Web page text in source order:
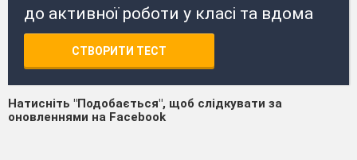
до активної роботи у класі та вдома
СТВОРИТИ ТЕСТ
Натисніть "Подобається", щоб слідкувати за
оновленнями на Facebook